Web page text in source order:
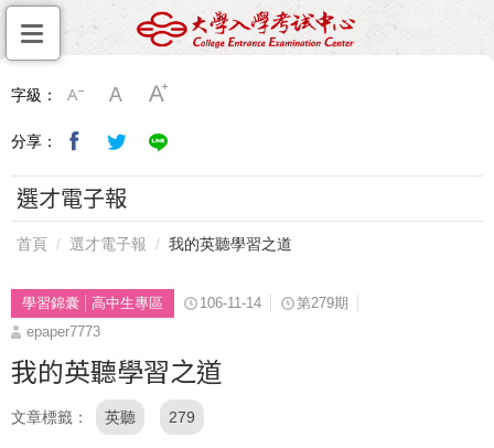
字級：
分享：
選才電子報
首頁 選才電子報 我的英聽學習之道
學習錦囊 高中生專區 106-11-14
第279期
epaper7773
我的英聽學習之道
文章標籤 英聽 279